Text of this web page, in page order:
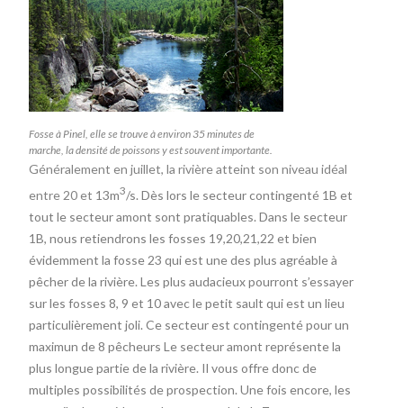
Fosse à Pinel, elle se trouve à environ 35 minutes de
marche, la densité de poissons y est souvent importante.
Généralement en juillet, la rivière atteint son niveau idéal
entre 20 et 13m3/s. Dès lors le secteur contingenté 1B et
tout le secteur amont sont pratiquables. Dans le secteur
1B, nous retiendrons les fosses 19,20,21,22 et bien
évidemment la fosse 23 qui est une des plus agréable à
pêcher de la rivière. Les plus audacieux pourront s’essayer
sur les fosses 8, 9 et 10 avec le petit sault qui est un lieu
particulièrement joli. Ce secteur est contingenté pour un
maximun de 8 pêcheurs Le secteur amont représente la
plus longue partie de la rivière. Il vous offre donc de
multiples possibilités de prospection. Une fois encore, les